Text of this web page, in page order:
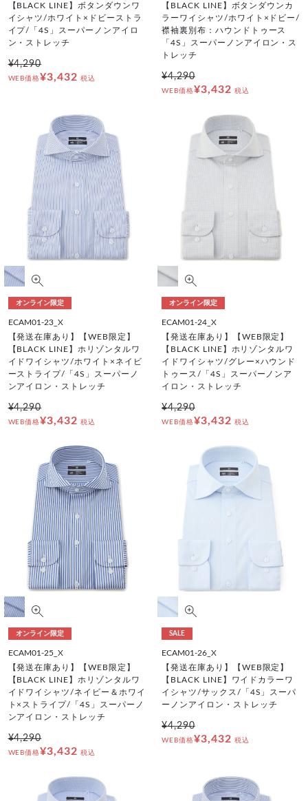
【BLACK LINE】ボタンダウンワ
イシャツ/ホワイト×ドビーストラ
イプ/「4S」スーパーノンアイロ
ン・ストレッチ
¥4,290
WEB価格¥3,432 税込
【BLACK LINE】ボタンダウンカ
ラーワイシャツ/ホワイト×ドビー/
襟袖裏別布：ハウンドトゥース
「4S」スーパーノンアイロン・ス
トレッチ
¥4,290
WEB価格¥3,432 税込
オンライン限定
ECAM01-23_X
【発送在庫あり】【WEB限定】
【BLACK LINE】ホリゾンタルワ
イドワイシャツ/ホワイト×ネイビ
ーストライプ/「4S」スーパーノ
ンアイロン・ストレッチ
¥4,290
WEB価格¥3,432 税込
オンライン限定
ECAM01-24_X
【発送在庫あり】【WEB限定】
【BLACK LINE】ホリゾンタルワ
イドワイシャツ/グレー×ハウンド
トゥース/「4S」スーパーノンア
イロン・ストレッチ
¥4,290
WEB価格¥3,432 税込
オンライン限定
ECAM01-25_X
【発送在庫あり】【WEB限定】
【BLACK LINE】ホリゾンタルワ
イドワイシャツ/ネイビー＆ホワイ
ト×ストライプ/「4S」スーパーノ
ンアイロン・ストレッチ
¥4,290
WEB価格¥3,432 税込
SALE
ECAM01-26_X
【発送在庫あり】【WEB限定】
【BLACK LINE】ワイドカラーワ
イシャツ/サックス/「4S」スーパ
ーノンアイロン・ストレッチ
¥4,290
WEB価格¥3,432 税込